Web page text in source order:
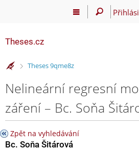
Theses.cz
>
Theses 9qme8z
Nelineární regresní
záření – Bc. Soňa
Zpět na vyhledávání
Bc. Soňa Šitárová